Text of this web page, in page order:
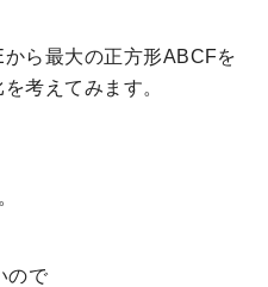
ら最大の正方形ABCFを
考えてみます。
ので